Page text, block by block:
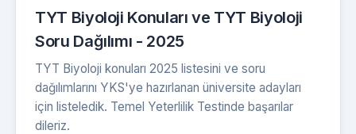
TYT Biyoloji Konuları ve TYT Biyoloji
Soru Dağılımı - 2025
TYT Biyoloji konuları 2025 listesini ve soru
dağılımlarını YKS'ye hazırlanan üniversite adayları
için listeledik. Temel Yeterlilik Testinde başarılar
dileriz.